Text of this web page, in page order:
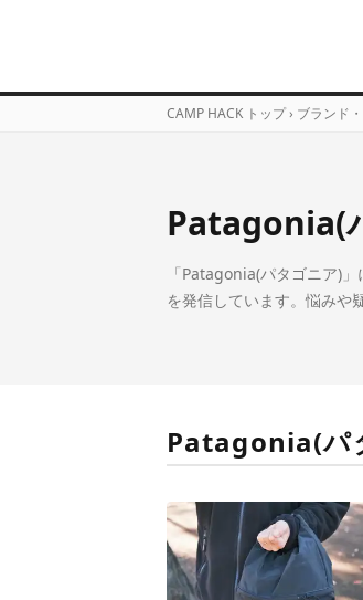
CAMP HACK トップ › ブランド
Patagonia(
「Patagonia(パタゴニア)
を発信しています。悩みや
Patagonia(パ